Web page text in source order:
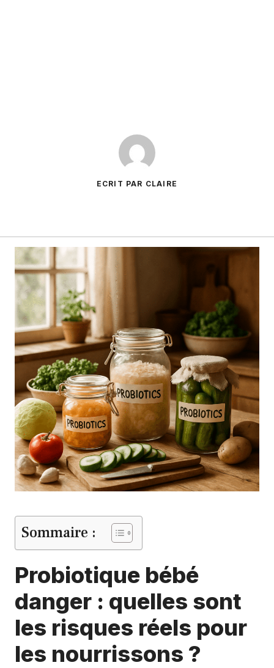
ECRIT PAR CLAIRE
Sommaire :
Probiotique bébé
danger : quelles sont
les risques réels pour
les nourrissons ?